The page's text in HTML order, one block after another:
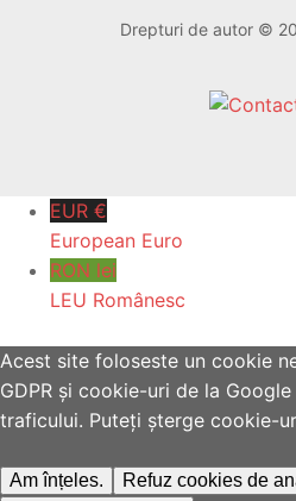
Drepturi de autor ©
EUR €
European Euro
RON lei
LEU Românesc
Acest site foloseste un cookie
GDPR și cookie-uri de la
traficului. Puteți șterge cookie-
Am înțeles.
Refuz cookies de